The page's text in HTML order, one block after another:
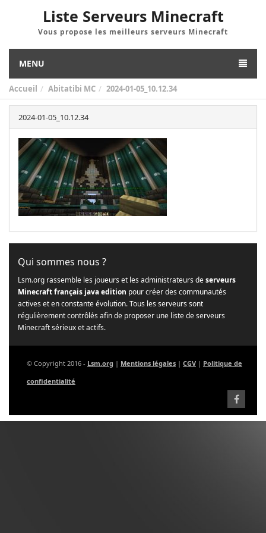
Liste Serveurs Minecraft
Vous propose les meilleurs serveurs Minecraft
MENU
Accueil Abitatibi MC 2024-01-05_10.12.34
2024-01-05_10.12.34
Qui sommes nous ?
Lsm.org rassemble les joueurs et les administrateurs deserveurs
Minecraft français java edition pour créer des communautés
actives et en constante évolution. Tous les serveurs sont
régulièrement contrôlés afin de proposer une liste de serveurs
Minecraft sérieux et actifs.
© Copyright 2016 - Lsm.org | Mentions légales | CGV | Politique de
confidentialité